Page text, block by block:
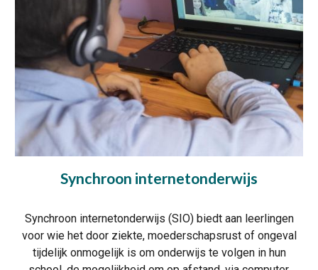
Synchroon internetonderwijs
Synchroon internetonderwijs (SIO) biedt aan leerlingen
voor wie het door ziekte, moederschapsrust of ongeval
tijdelijk onmogelijk is om onderwijs te volgen in hun